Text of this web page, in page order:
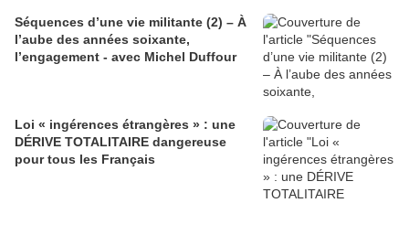
Séquences d’une vie militante (2) – À
l’aube des années soixante,
l’engagement - avec Michel Duffour
Loi « ingérences étrangères » : une
DÉRIVE TOTALITAIRE dangereuse
pour tous les Français